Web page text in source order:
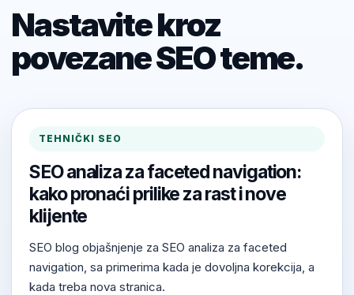
Nastavite kroz
povezane SEO teme.
TEHNIČKI SEO
SEO analiza za faceted navigation:
kako pronaći prilike za rast i nove
klijente
SEO blog objašnjenje za SEO analiza za faceted
navigation, sa primerima kada je dovoljna korekcija, a
kada treba nova stranica.